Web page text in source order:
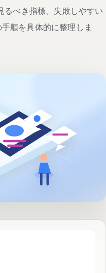
るべき指標、失敗しやすい
順を具体的に整理しま